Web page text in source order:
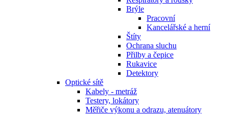
Brýle
Pracovní
Kancelářské a herní
Štíty
Ochrana sluchu
Přilby a čepice
Rukavice
Detektory
Optické sítě
Kabely - metráž
Testery, lokátory
Měřiče výkonu a odrazu, atenuátory